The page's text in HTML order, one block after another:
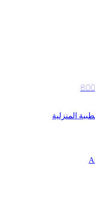
المنزلية